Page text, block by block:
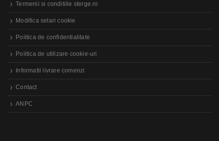
Termenii si conditiile sterge.ro
Modifica setari cookie
Politica de confidentialitate
Politica de utilizare cookie-uri
Informatii livrare comenzi
Contact
ANPC